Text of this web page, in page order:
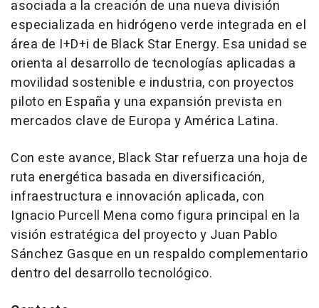
asociada a la creación de una nueva división
especializada en hidrógeno verde integrada en el
área de I+D+i de Black Star Energy. Esa unidad se
orienta al desarrollo de tecnologías aplicadas a
movilidad sostenible e industria, con proyectos
piloto en España y una expansión prevista en
mercados clave de Europa y América Latina.
Con este avance, Black Star refuerza una hoja de
ruta energética basada en diversificación,
infraestructura e innovación aplicada, con
Ignacio Purcell Mena como figura principal en la
visión estratégica del proyecto y Juan Pablo
Sánchez Gasque en un respaldo complementario
dentro del desarrollo tecnológico.